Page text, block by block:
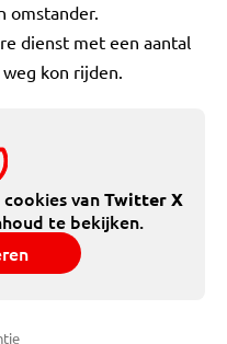
omstander.
dienst met een aantal
kon rijden.
vanTwitter X
te bekijken.